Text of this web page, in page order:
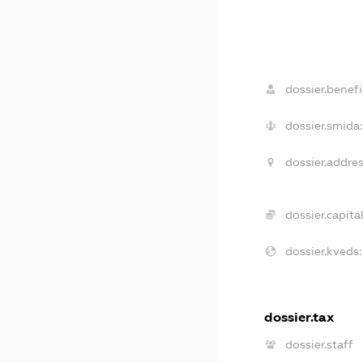
dossier.smida:
dossier.kveds:
dossier.tax
dossier.staff